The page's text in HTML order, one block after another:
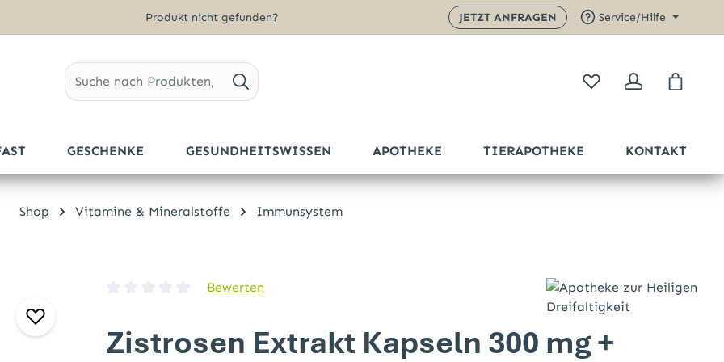
Produkt nicht gefunden? JETZT ANFRAGEN Service/Hilfe
GESCHENKE GESUNDHEITSWISSEN APOTHEKE TIERAPOTHEKE KONTAKT
Shop Vitamine & Mineralstoffe Immunsystem
Bewerten
Zistrosen Extrakt Kapseln 300 mg +